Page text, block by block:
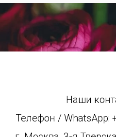
Наши
Телефон / WhatsApp: